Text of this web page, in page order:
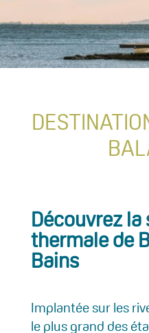
Découvrez
thermale de
Bains
Implantée sur les
le plus grand des